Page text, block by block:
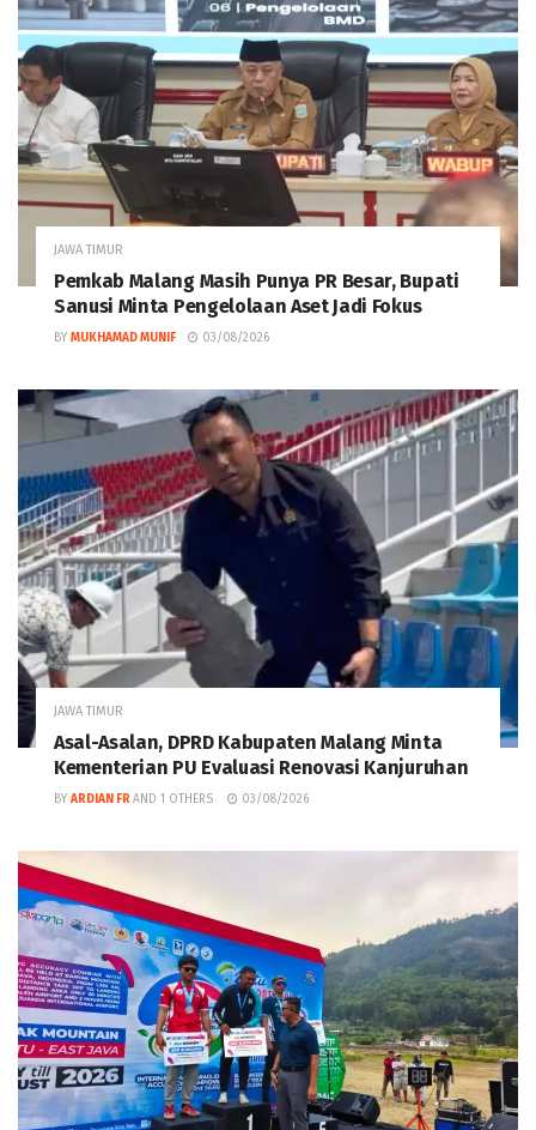
JAWA TIMUR
Pemkab Malang Masih Punya PR Besar, Bupati
Sanusi Minta Pengelolaan Aset Jadi Fokus
BY MUKHAMAD MUNIF 03/08/2026
JAWA TIMUR
Asal-Asalan, DPRD Kabupaten Malang Minta
Kementerian PU Evaluasi Renovasi Kanjuruhan
BY ARDIAN FR AND 1 OTHERS 03/08/2026